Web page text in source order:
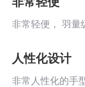
非常轻便， 羽量
人性化设计
非常人性化的手